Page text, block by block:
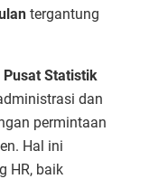
tergantung
Pusat Statistik
dan
permintaan
Hal ini
HR, baik